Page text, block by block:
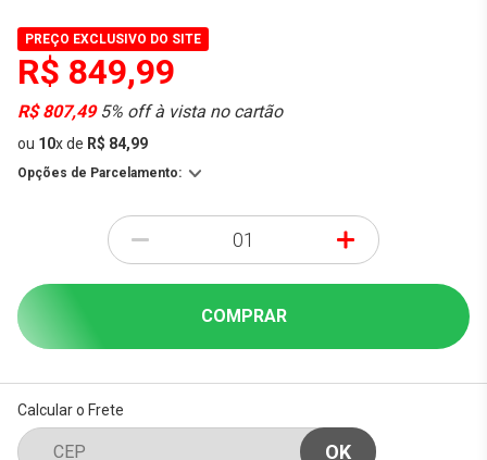
PREÇO EXCLUSIVO DO SITE
R$ 849,99
R$ 807,495% off à vista no cartão
ou 10xde R$ 84,99
Opções de Parcelamento:
- +
COMPRAR
Calcular o Frete